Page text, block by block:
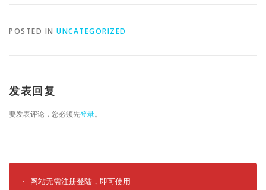
POSTED IN UNCATEGORIZED
发表回复
要发表评论，您必须先登录。
· 网站无需注册登陆，即可使用